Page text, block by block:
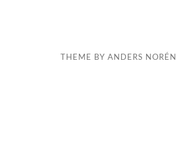
THEME BYANDERS NORÉN